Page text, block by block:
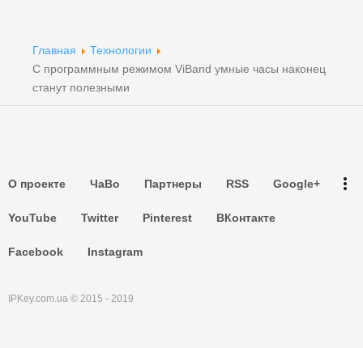
Главная
Технологии
С программным режимом ViBand умные часы наконец
станут полезными
О проекте ЧаВо Партнеры RSS Google+
YouTube Twitter Pinterest ВКонтакте
Facebook Instagram
more_vert
Партнеры
IPKey.com.ua © 2015 - 2019